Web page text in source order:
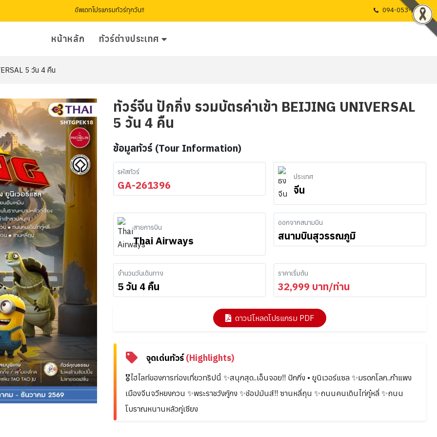
อัพเดทโปรแกรมทัวร์ทุกวัน!! 094-053-1725
หน้าหลัก ทัวร์ต่างประเทศ
5 วัน 4 คืน
ทัวร์จีน ปักกิ่ง รวมบัตรค่าเข้า BEIJING UNIVERSAL
5 วัน 4 คืน
ข้อมูลทัวร์ (Tour Information)
รหัสทัวร์
GA-261396
ประเทศ
จีน
สายการบิน
Thai Airways
ออกจากสนามบิน
สนามบินสุวรรณภูมิ
จำนวนวันเดินทาง
5 วัน 4 คืน
ราคาเริ่มต้น
32,999 บาท/ท่าน
ดาวน์โหลดโปรแกรม PDF
จุดเด่นทัวร์(Highlights)
🎖️ไฮไลท์ของการท่องเที่ยวทริปนี้ ✨สนุกสุด..เอ็นจอย!! ปักกิ่ง • ยูนิเวอร์แซล ✨มรดกโลก..กำแพง
เมืองจีนจวีหยงกวน ✨พระราชวังกู้กง ✨ช้อปมันส์!! ซานหลี่ถุน ✨ถนนคนเดินไท่กู๋หลี่ ✨ถนน
โบราณหนานหลัวกู่เซียง